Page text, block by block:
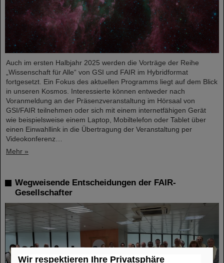
Auch im ersten Halbjahr 2025 werden die Vorträge der Reihe
„Wissenschaft für Alle“ von GSI und FAIR im Hybridformat
fortgesetzt. Ein Fokus des aktuellen Programms liegt auf dem Blick
in unseren Kosmos. Interessierte können entweder nach
Voranmeldung an der Präsenzveranstaltung im Hörsaal von
GSI/FAIR teilnehmen oder sich mit einem internetfähigen Gerät
wie beispielsweise einem Laptop, Mobiltelefon oder Tablet über
einen Einwahllink in die Übertragung der Veranstaltung per
Videokonferenz…
Mehr »
Wegweisende Entscheidungen der FAIR-
Gesellschafter
Wir respektieren Ihre Privatsphäre